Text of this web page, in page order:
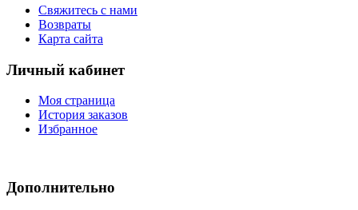
Свяжитесь с нами
Возвраты
Карта сайта
Личный кабинет
Моя страница
История заказов
Избранное
Дополнительно